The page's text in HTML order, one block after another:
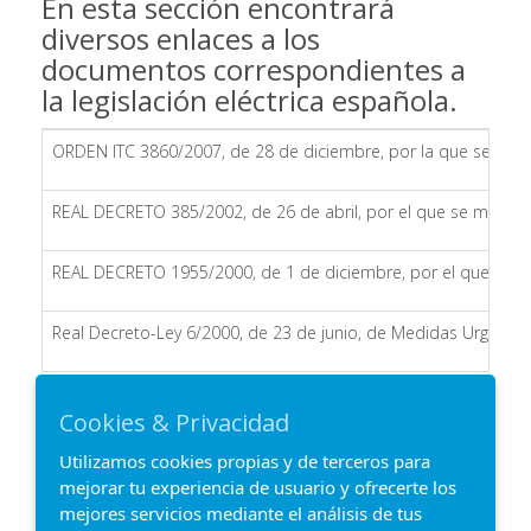
diversos enlaces a los
documentos correspondientes a
la legislación eléctrica española.
ORDEN ITC 3860/2007, de 28 de diciembre, por la que se
REAL DECRETO 385/2002, de 26 de abril, por el que se
REAL DECRETO 1955/2000, de 1 de diciembre, por el que
Real Decreto-Ley 6/2000, de 23 de junio, de Medidas
Cookies & Privacidad
Utilizamos cookies propias y de terceros para
mejorar tu experiencia de usuario y ofrecerte los
mejores servicios mediante el análisis de tus